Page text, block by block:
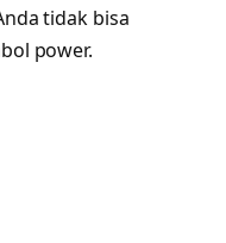
tidak bisa
power.